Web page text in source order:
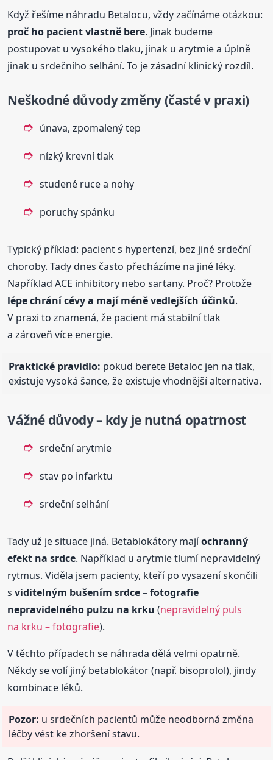
Když řešíme náhradu Betalocu, vždy začínáme otázkou:
proč ho pacient vlastně bere. Jinak budeme
postupovat u vysokého tlaku, jinak u arytmie a úplně
jinak u srdečního selhání. To je zásadní klinický rozdíl.
Neškodné důvody změny (časté v praxi)
únava, zpomalený tep
nízký krevní tlak
studené ruce a nohy
poruchy spánku
Typický příklad: pacient s hypertenzí, bez jiné srdeční
choroby. Tady dnes často přecházíme na jiné léky.
Například ACE inhibitory nebo sartany. Proč? Protože
lépe chrání cévy a mají méně vedlejších účinků.
V praxi to znamená, že pacient má stabilní tlak
a zároveň více energie.
Praktické pravidlo: pokud berete Betaloc jen na tlak,
existuje vysoká šance, že existuje vhodnější alternativa.
Vážné důvody – kdy je nutná opatrnost
srdeční arytmie
stav po infarktu
srdeční selhání
Tady už je situace jiná. Betablokátory majíochranný
efekt na srdce. Například u arytmie tlumí nepravidelný
rytmus. Viděla jsem pacienty, kteří po vysazení skončili
sviditelným bušením srdce – fotografie
nepravidelného pulzu na krku (nepravidelný puls
na krku – fotografie).
V těchto případech se náhrada dělá velmi opatrně.
Někdy se volí jiný betablokátor (např. bisoprolol), jindy
kombinace léků.
Pozor: u srdečních pacientů může neodborná změna
léčby vést ke zhoršení stavu.